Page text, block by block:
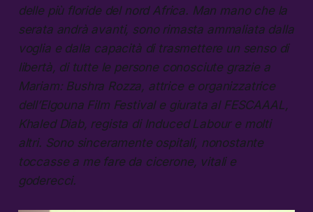
delle più floride del nord Africa. Man mano che la
serata andrà avanti, sono rimasta ammaliata dalla
voglia e dalla capacità di trasmettere un senso di
libertà, di tutte le persone conosciute grazie a
Mariam: Bushra Rozza, attrice e organizzatrice
dell’Elgouna Film Festival e giurata al FESCAAAL,
Khaled Diab, regista di Induced Labour e molti
altri. Sono sinceramente ospitali, nonostante
toccasse a me fare da cicerone, vitali e
goderecci.